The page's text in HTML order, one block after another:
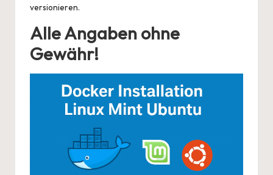
versionieren.
Alle Angaben ohne
Gewähr!